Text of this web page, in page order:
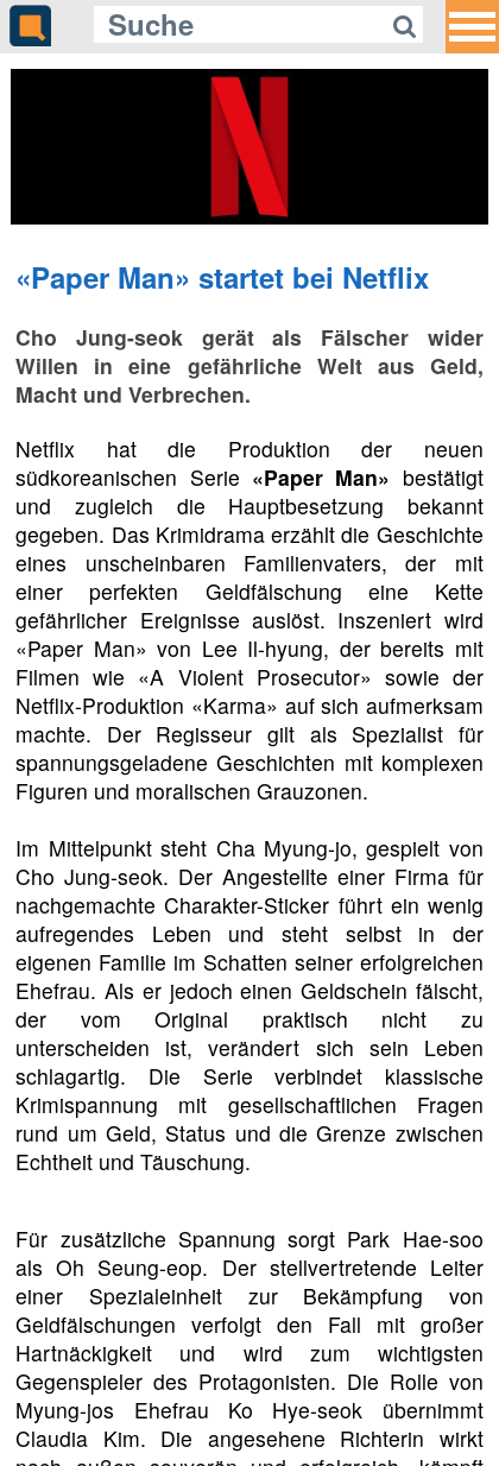
«Paper Man» startet bei Netflix
Cho Jung-seok gerät als Fälscher wider
Willen in eine gefährliche Welt aus Geld,
Macht und Verbrechen.
Netflix hat die Produktion der neuen
südkoreanischen Serie «Paper Man» bestätigt
und zugleich die Hauptbesetzung bekannt
gegeben. Das Krimidrama erzählt die Geschichte
eines unscheinbaren Familienvaters, der mit
einer perfekten Geldfälschung eine Kette
gefährlicher Ereignisse auslöst. Inszeniert wird
«Paper Man» von Lee Il-hyung, der bereits mit
Filmen wie «A Violent Prosecutor» sowie der
Netflix-Produktion «Karma» auf sich aufmerksam
machte. Der Regisseur gilt als Spezialist für
spannungsgeladene Geschichten mit komplexen
Figuren und moralischen Grauzonen.
Im Mittelpunkt steht Cha Myung-jo, gespielt von
Cho Jung-seok. Der Angestellte einer Firma für
nachgemachte Charakter-Sticker führt ein wenig
aufregendes Leben und steht selbst in der
eigenen Familie im Schatten seiner erfolgreichen
Ehefrau. Als er jedoch einen Geldschein fälscht,
der vom Original praktisch nicht zu
unterscheiden ist, verändert sich sein Leben
schlagartig. Die Serie verbindet klassische
Krimispannung mit gesellschaftlichen Fragen
rund um Geld, Status und die Grenze zwischen
Echtheit und Täuschung.
Für zusätzliche Spannung sorgt Park Hae-soo
als Oh Seung-eop. Der stellvertretende Leiter
einer Spezialeinheit zur Bekämpfung von
Geldfälschungen verfolgt den Fall mit großer
Hartnäckigkeit und wird zum wichtigsten
Gegenspieler des Protagonisten. Die Rolle von
Myung-jos Ehefrau Ko Hye-seok übernimmt
Claudia Kim. Die angesehene Richterin wirkt